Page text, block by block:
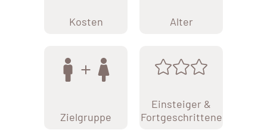
Kosten Alter
Zielgruppe
Einsteiger &
Fortgeschrittene